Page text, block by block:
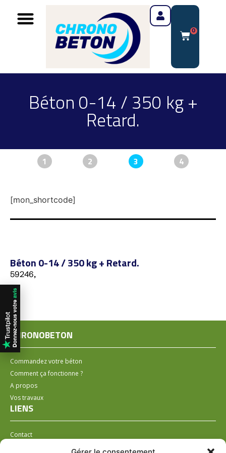
0
Béton 0-14 / 350 kg +
Retard.
1 2 3 4
[mon_shortcode]
Béton 0-14 / 350 kg + Retard.
59246,
CHRONOBETON
Commandez votre béton
Comment ça fonctionne ?
A propos
Vos travaux
LIENS
Contact